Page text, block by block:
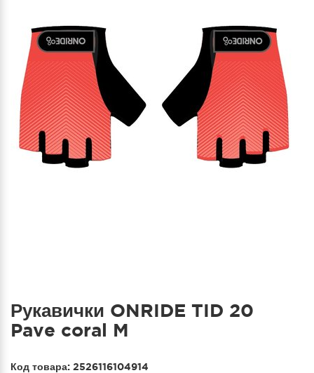
Рукавички ONRIDE TID 20
Pave coral M
Код товара: 2526116104914